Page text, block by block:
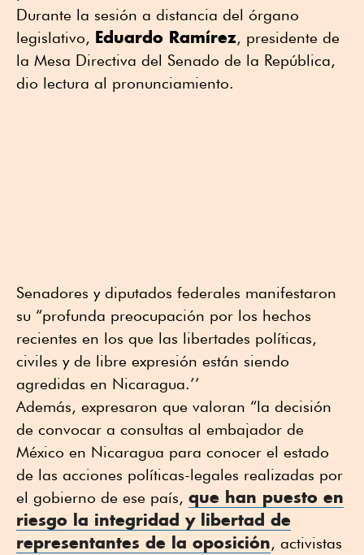
Durante la sesión a distancia del órgano
legislativo, Eduardo Ramírez, presidente de
la Mesa Directiva del Senado de la República,
dio lectura al pronunciamiento.
Senadores y diputados federales manifestaron
su “profunda preocupación por los hechos
recientes en los que las libertades políticas,
civiles y de libre expresión están siendo
agredidas en Nicaragua.’’
Además, expresaron que valoran “la decisión
de convocar a consultas al embajador de
México en Nicaragua para conocer el estado
de las acciones políticas-legales realizadas por
el gobierno de ese país, que han puesto en
riesgo la integridad y libertad de
representantes de la oposición, activistas